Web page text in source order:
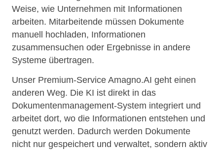
Weise, wie Unternehmen mit Informationen
arbeiten. Mitarbeitende müssen Dokumente
manuell hochladen, Informationen
zusammensuchen oder Ergebnisse in andere
Systeme übertragen.
Unser Premium-Service Amagno.AI geht einen
anderen Weg. Die KI ist direkt in das
Dokumentenmanagement-System integriert und
arbeitet dort, wo die Informationen entstehen und
genutzt werden. Dadurch werden Dokumente
nicht nur gespeichert und verwaltet, sondern aktiv